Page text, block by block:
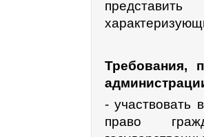
Требования,
- участвовать
право